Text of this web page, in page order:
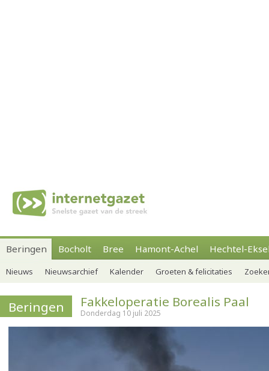
Beringen Bocholt Bree Hamont-Achel Hechtel-
Nieuws Nieuwsarchief Kalender Groeten & felicitaties
Beringen Fakkeloperatie Borealis Paal
Donderdag 10 juli 2025